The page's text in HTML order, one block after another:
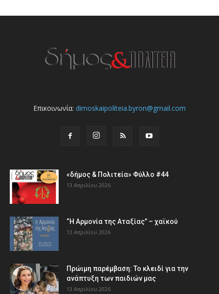
Επικοινωνία: dimoskaipoliteia.byron@gmail.com
«δήμος & Πολιτεία» Φύλλο #44
13 Απριλίου 2026
“Η Αρμονία της Αταξίας” – χαϊκού
13 Απριλίου 2026
Πρώιμη παρέμβαση: Το κλειδί για την
ανάπτυξη των παιδιών µας
13 Απριλίου 2026